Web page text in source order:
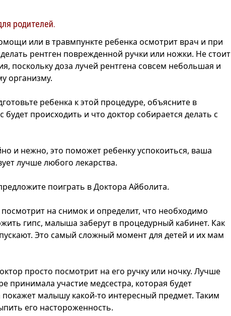
родителей.
или в травмпункте ребенка осмотрит врач и при
рентген поврежденной ручки или ножки. Не стоит
поскольку доза лучей рентгена совсем небольшая и
организму.
ребенка к этой процедуре, объясните в
происходить и что доктор собирается делать с
и нежно, это поможет ребенку успокоиться, ваша
лучше любого лекарства.
поиграть в Доктора Айболита.
посмотрит на снимок и определит, что необходимо
гипс, малыша заберут в процедурный кабинет. Как
Это самый сложный момент для детей и их мам
просто посмотрит на его ручку или ночку. Лучше
принимала участие медсестра, которая будет
покажет малышу какой-то интересный предмет. Таким
его настороженность.